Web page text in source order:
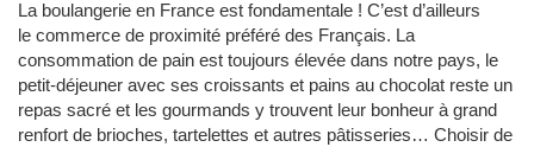
La boulangerie en France est fondamentale ! C’est d’ailleurs
le commerce de proximité préféré des Français. La
consommation de pain est toujours élevée dans notre pays, le
petit-déjeuner avec ses croissants et pains au chocolat reste un
repas sacré et les gourmands y trouvent leur bonheur à grand
renfort de brioches, tartelettes et autres pâtisseries… Choisir de